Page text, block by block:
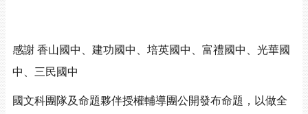
感謝 香山國中、建功國中、培英國中、富禮國中、光華國
中、三民國中
國文科團隊及命題夥伴授權輔導團公開發布命題，以做全